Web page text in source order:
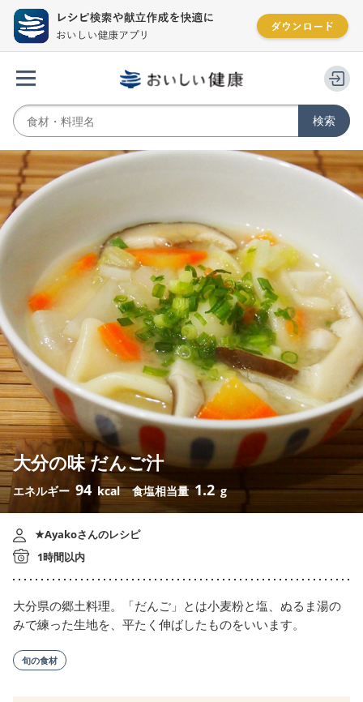
大分の味 だんご汁
エネルギー 94 kcal 食塩相当量 1.2 g
★Ayakoさんのレシピ
1時間以内
大分県の郷土料理。「だんご」とは小麦粉と塩、ぬるま湯の
みで練った生地を、平たく伸ばしたものをいいます。
旬の食材